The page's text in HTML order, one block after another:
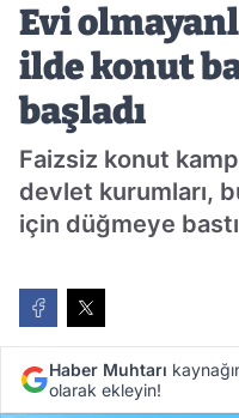
Evi
ilde konut
başladı
Faizsiz konut
devlet kurumları,
için düğmeye
Haber Muhtarı
olarak ekleyin!